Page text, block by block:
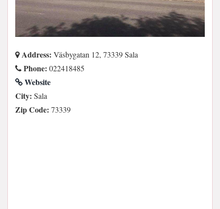
Address: Väsbygatan 12, 73339 Sala
Phone: 022418485
Website
City: Sala
Zip Code: 73339